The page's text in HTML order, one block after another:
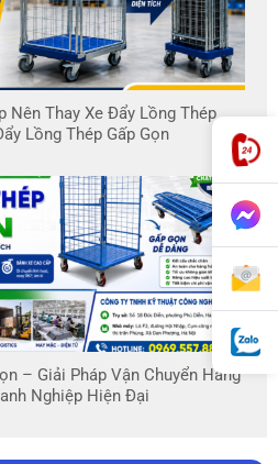
Nên Thay Xe Đẩy Lồng Thép
Lồng Thép Gấp Gọn
– Giải Pháp Vận Chuyển Hàng
Nghiệp Hiện Đại